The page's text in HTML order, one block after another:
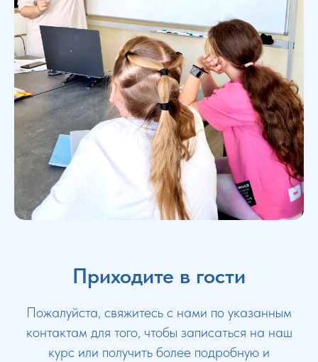
Приходите в гости
Пожалуйста, свяжитесь с нами по указанным
контактам для того, чтобы записаться на наш
курс или получить более подробную и